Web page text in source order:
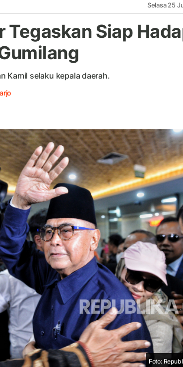
Selasa 25
Tegaskan Siap
Kamil selaku kepala daerah.
Foto: